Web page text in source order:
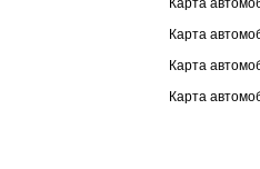
Карта
Карта
Карта
Карта